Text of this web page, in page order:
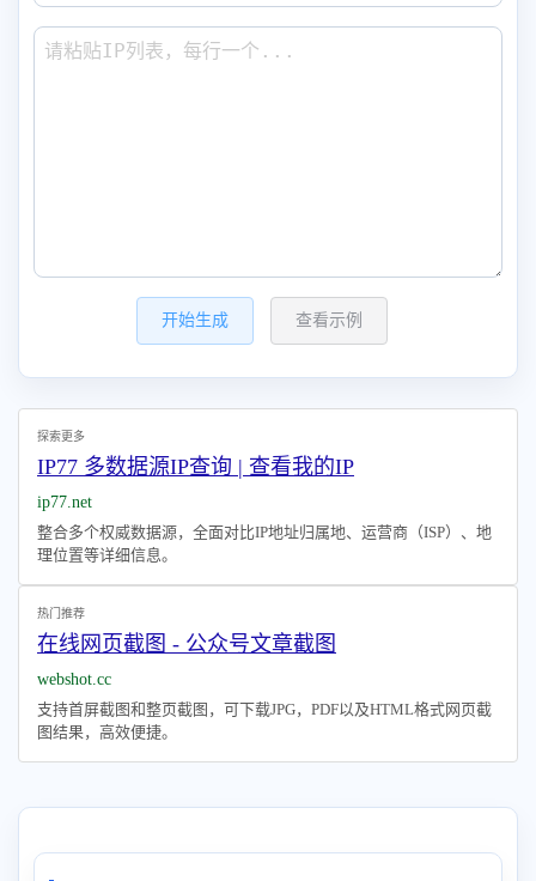
开始生成 查看示例
探索更多
IP77 多数据源IP查询 | 查看我的IP
ip77.net
整合多个权威数据源，全面对比IP地址归属地、运营商（ISP）、地
理位置等详细信息。
热门推荐
在线网页截图 - 公众号文章截图
webshot.cc
支持首屏截图和整页截图，可下载JPG，PDF以及HTML格式网页截
图结果，高效便捷。